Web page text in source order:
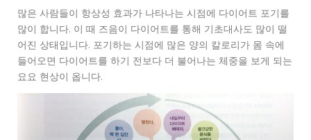
많은 사람들이 항상성 효과가 나타나는 시점에 다이어트 포기를
많이 합니다. 이 때 즈음이 다이어트를 통해 기초대사도 많이 떨
어진 상태입니다. 포기하는 시점에 많은 양의 칼로리가 몸 속에
들어오면 다이어트를 하기 전보다 더 불어나는 체중을 보게 되는
요요 현상이 옵니다.